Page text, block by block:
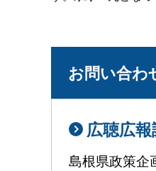
お問い合わ
広聴広
島根県政策企